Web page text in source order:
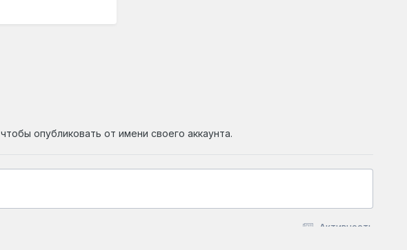
, чтобы опубликовать от имени своего аккаунта.
Активность